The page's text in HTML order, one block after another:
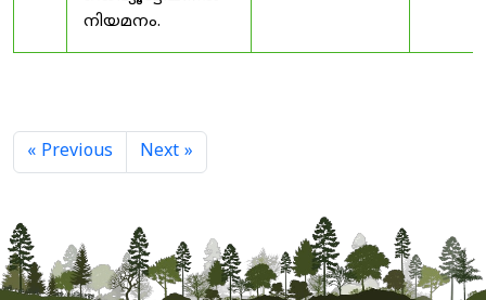
നിയമനം.
« Previous Next »